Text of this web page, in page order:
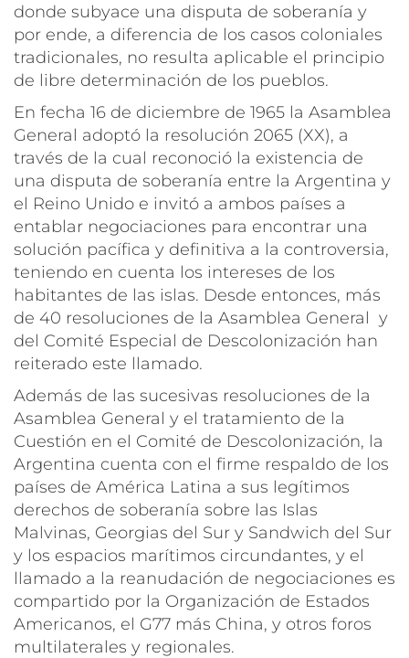
donde subyace una disputa de soberanía y
por ende, a diferencia de los casos coloniales
tradicionales, no resulta aplicable el principio
de libre determinación de los pueblos.
En fecha 16 de diciembre de 1965 la Asamblea
General adoptó la resolución 2065 (XX), a
través de la cual reconoció la existencia de
una disputa de soberanía entre la Argentina y
el Reino Unido e invitó a ambos países a
entablar negociaciones para encontrar una
solución pacífica y definitiva a la controversia,
teniendo en cuenta los intereses de los
habitantes de las islas. Desde entonces, más
de 40 resoluciones de la Asamblea General y
del Comité Especial de Descolonización han
reiterado este llamado.
Además de las sucesivas resoluciones de la
Asamblea General y el tratamiento de la
Cuestión en el Comité de Descolonización, la
Argentina cuenta con el firme respaldo de los
países de América Latina a sus legítimos
derechos de soberanía sobre las Islas
Malvinas, Georgias del Sur y Sandwich del Sur
y los espacios marítimos circundantes, y el
llamado a la reanudación de negociaciones es
compartido por la Organización de Estados
Americanos, el G77 más China, y otros foros
multilaterales y regionales.